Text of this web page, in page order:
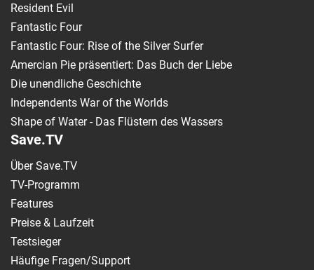
Resident Evil
Fantastic Four
Fantastic Four: Rise of the Silver Surfer
Amercian Pie präsentiert: Das Buch der Liebe
Die unendliche Geschichte
Independents War of the Worlds
Shape of Water - Das Flüstern des Wassers
Save.TV
Über Save.TV
TV-Programm
Features
Preise & Laufzeit
Testsieger
Häufige Fragen/Support